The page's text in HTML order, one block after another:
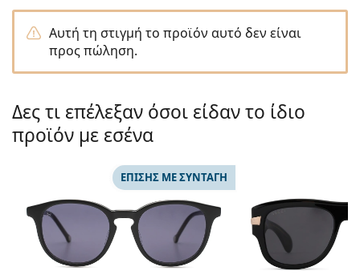
Persol
Prada
Όλες οι μάρκες
Αυτή τη στιγμή το προϊόν αυτό δεν είναι
προς πώληση.
Δες τι επέλεξαν όσοι είδαν το ίδιο
προϊόν με εσένα
ΕΠΊΣΗΣ ΜΕ ΣΥΝΤΑΓΉ